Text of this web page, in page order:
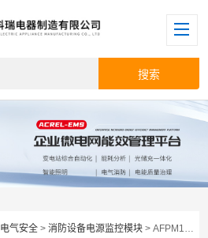
电气安全 >消防设备电源监控模块 > AFPM100/B3安科瑞消防电源监控系统 消防联动设备